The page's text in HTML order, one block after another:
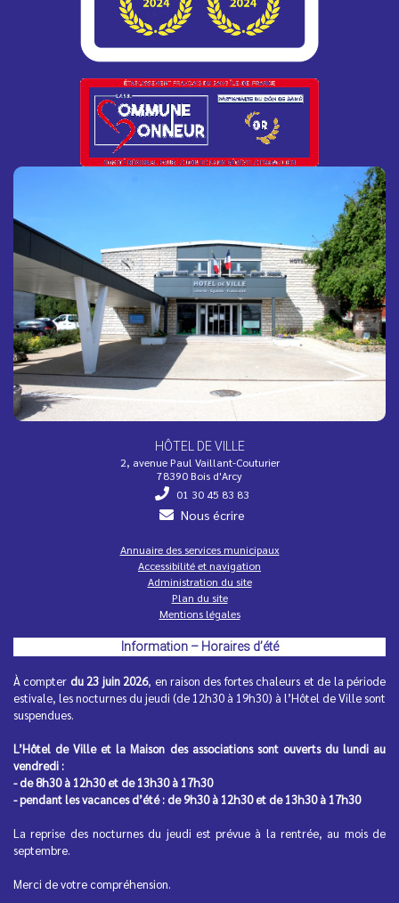
La résidence Bois Soleil devient une "Oasis
Solidaire" !
Face aux fortes chaleurs, l’EHPAD Bois Soleil s’engage
Inscription à la 3e édition de la Color Run
Petits, grands, jeunes ou moins jeunes, vous aimez la
convivialité, le fun et les couleurs ?
Horaires d'été de vos commerces de
de vos commerces...
de l'Accueil de loisirs
émerveillés au Théâtre de la Grange par une représentation
HÔTEL DE VILLE
2, avenue Paul Vaillant-Couturier
78390 Bois d'Arcy
01 30 45 83 83
Nous écrire
Annuaire des services municipaux
Accessibilité et navigation
Administration du site
Plan du site
Mentions légales
Information – Horaires d’été
À compter du 23 juin 2026, en raison des fortes chaleurs et de la période
estivale, les nocturnes du jeudi (de 12h30 à 19h30) à l’Hôtel de Ville sont
suspendues.
L’Hôtel de Ville et la Maison des associations sont ouverts du lundi au
vendredi :
- de 8h30 à 12h30 et de 13h30 à 17h30
- pendant les vacances d’été : de 9h30 à 12h30 et de 13h30 à 17h30
La reprise des nocturnes du jeudi est prévue à la rentrée, au mois de
septembre.
Merci de votre compréhension.